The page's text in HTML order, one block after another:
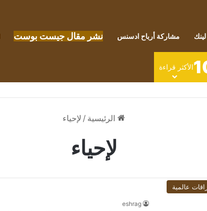
مشاركة أرباح ادسنس نشر مقال جيست بوست
الأكثر قراءة
الرئيسية / لإحياء
لإحياء
عالمية
eshrag